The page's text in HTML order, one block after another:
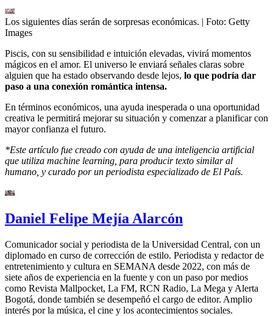
Los siguientes días serán de sorpresas económicas. | Foto: Getty
Images
Piscis, con su sensibilidad e intuición elevadas, vivirá momentos
mágicos en el amor. El universo le enviará señales claras sobre
alguien que ha estado observando desde lejos, lo que podría dar
paso a una conexión romántica intensa.
En términos económicos, una ayuda inesperada o una oportunidad
creativa le permitirá mejorar su situación y comenzar a planificar con
mayor confianza el futuro.
*Este artículo fue creado con ayuda de una inteligencia artificial
que utiliza machine learning, para producir texto similar al
humano, y curado por un periodista especializado de El País.
Daniel Felipe Mejía Alarcón
Comunicador social y periodista de la Universidad Central, con un
diplomado en curso de corrección de estilo. Periodista y redactor de
entretenimiento y cultura en SEMANA desde 2022, con más de
siete años de experiencia en la fuente y con un paso por medios
como Revista Mallpocket, La FM, RCN Radio, La Mega y Alerta
Bogotá, donde también se desempeñó el cargo de editor. Amplio
interés por la música, el cine y los acontecimientos sociales.